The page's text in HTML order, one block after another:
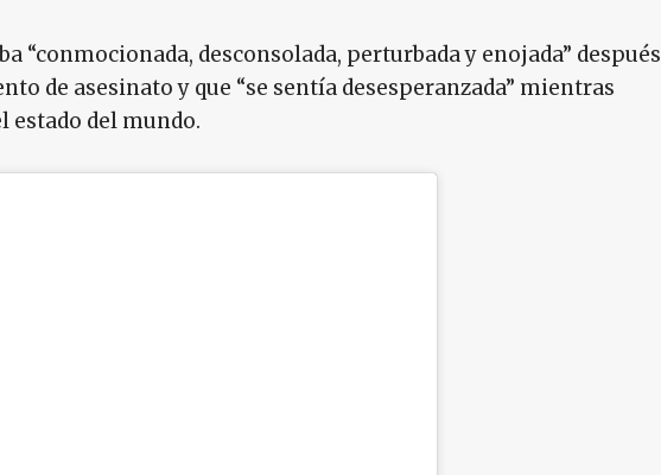
“conmocionada, desconsolada, perturbada y enojada” después
de asesinato y que “se sentía desesperanzada” mientras
estado del mundo.